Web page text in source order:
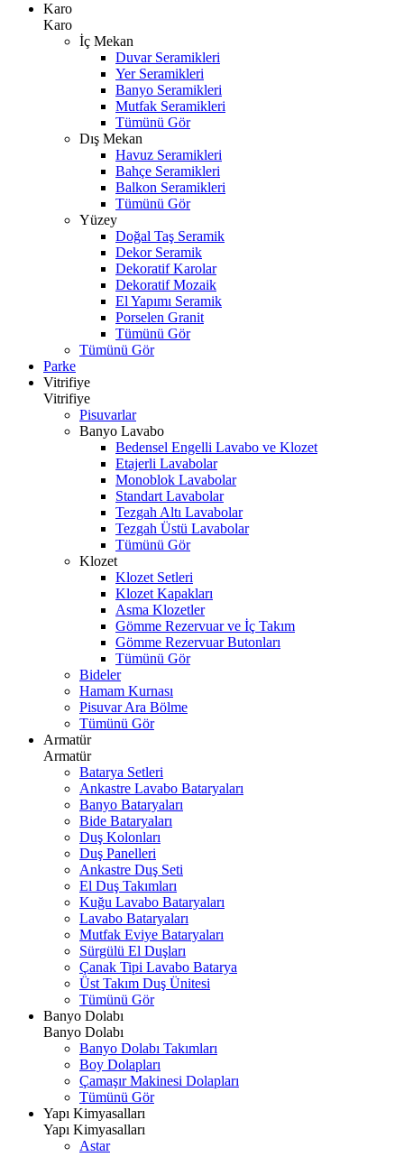
Karo
Karo
İç Mekan
Duvar Seramikleri
Yer Seramikleri
Banyo Seramikleri
Mutfak Seramikleri
Tümünü Gör
Dış Mekan
Havuz Seramikleri
Bahçe Seramikleri
Balkon Seramikleri
Tümünü Gör
Yüzey
Doğal Taş Seramik
Dekor Seramik
Dekoratif Karolar
Dekoratif Mozaik
El Yapımı Seramik
Porselen Granit
Tümünü Gör
Tümünü Gör
Parke
Vitrifiye
Vitrifiye
Pisuvarlar
Banyo Lavabo
Bedensel Engelli Lavabo ve Klozet
Etajerli Lavabolar
Monoblok Lavabolar
Standart Lavabolar
Tezgah Altı Lavabolar
Tezgah Üstü Lavabolar
Tümünü Gör
Klozet
Klozet Setleri
Klozet Kapakları
Asma Klozetler
Gömme Rezervuar ve İç Takım
Gömme Rezervuar Butonları
Tümünü Gör
Bideler
Hamam Kurnası
Pisuvar Ara Bölme
Tümünü Gör
Armatür
Armatür
Batarya Setleri
Ankastre Lavabo Bataryaları
Banyo Bataryaları
Bide Bataryaları
Duş Kolonları
Duş Panelleri
Ankastre Duş Seti
El Duş Takımları
Kuğu Lavabo Bataryaları
Lavabo Bataryaları
Mutfak Eviye Bataryaları
Sürgülü El Duşları
Çanak Tipi Lavabo Batarya
Üst Takım Duş Ünitesi
Tümünü Gör
Banyo Dolabı
Banyo Dolabı
Banyo Dolabı Takımları
Boy Dolapları
Çamaşır Makinesi Dolapları
Tümünü Gör
Yapı Kimyasalları
Yapı Kimyasalları
Astar